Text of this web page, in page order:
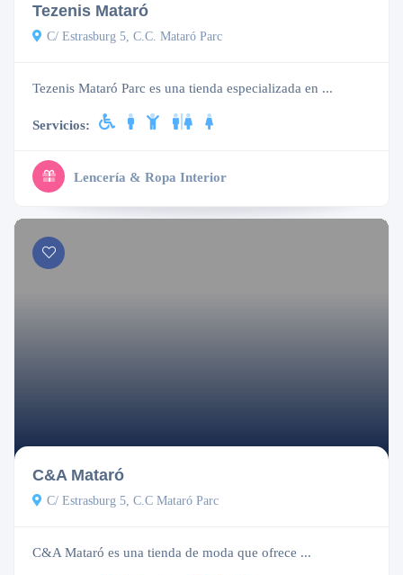
Tezenis Mataró
C/ Estrasburg 5, C.C. Mataró Parc
Tezenis Mataró Parc es una tienda especializada en ...
Servicios:
Lencería & Ropa Interior
C&A Mataró
C/ Estrasburg 5, C.C Mataró Parc
C&A Mataró es una tienda de moda que ofrece ...